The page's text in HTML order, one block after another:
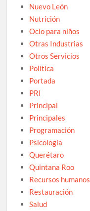
Nuevo León
Nutrición
Ocio para niños
Otras Industrias
Otros Servicios
Política
Portada
PRI
Principal
Principales
Programación
Psicología
Querétaro
Quintana Roo
Recursos humanos
Restauración
Salud